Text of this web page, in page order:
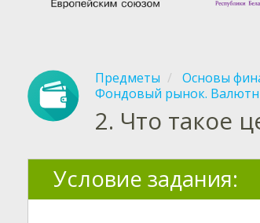
Предметы Основы
Фондовый рынок.
2. Что такое
Условие задания: